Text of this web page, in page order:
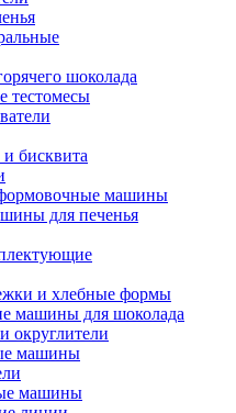
шоколада
тестомесы
и бисквита
машины
для печенья
и хлебные формы
машины для шоколада
округлители
машины
машины